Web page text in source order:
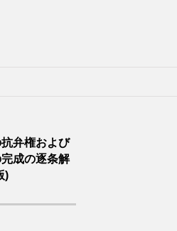
弁権および
成の逐条解
)